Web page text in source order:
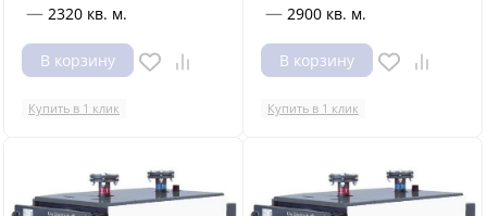
— 2320 кв. м.
В корзину
Купить в 1 клик
— 2900 кв. м.
В корзину
Купить в 1 клик